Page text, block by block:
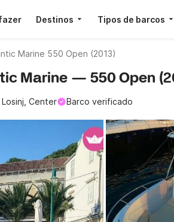
Destinos Tipos de barcos
Marine 550 Open (2013)
Marine — 550 Open
Losinj, Center Barco verificado